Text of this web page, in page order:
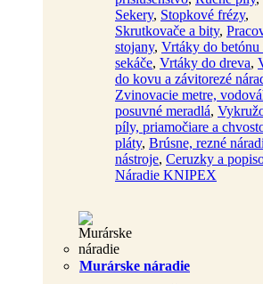
Sekery, Stopkové frézy,
Skrutkovače a bity,
stojany, Vrtáky do betónu
sekáče, Vrtáky do dreva,
do kovu a závitorezé
Zvinovacie metre,
posuvné meradlá,
píly, priamočiare a
pláty, Brúsne, rezné
nástroje, Ceruzky a
Náradie KNIPEX
Murárske náradie